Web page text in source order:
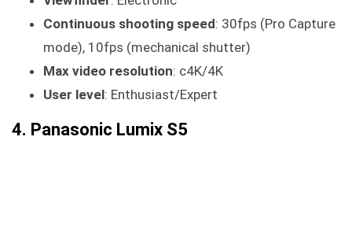
Continuous shooting speed: 30fps (Pro Capture
mode), 10fps (mechanical shutter)
Max video resolution: c4K/4K
User level: Enthusiast/Expert
4. Panasonic Lumix S5